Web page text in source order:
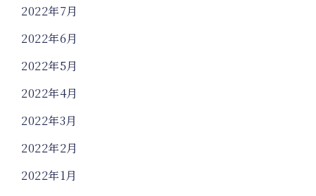
2022年7月
2022年6月
2022年5月
2022年4月
2022年3月
2022年2月
2022年1月